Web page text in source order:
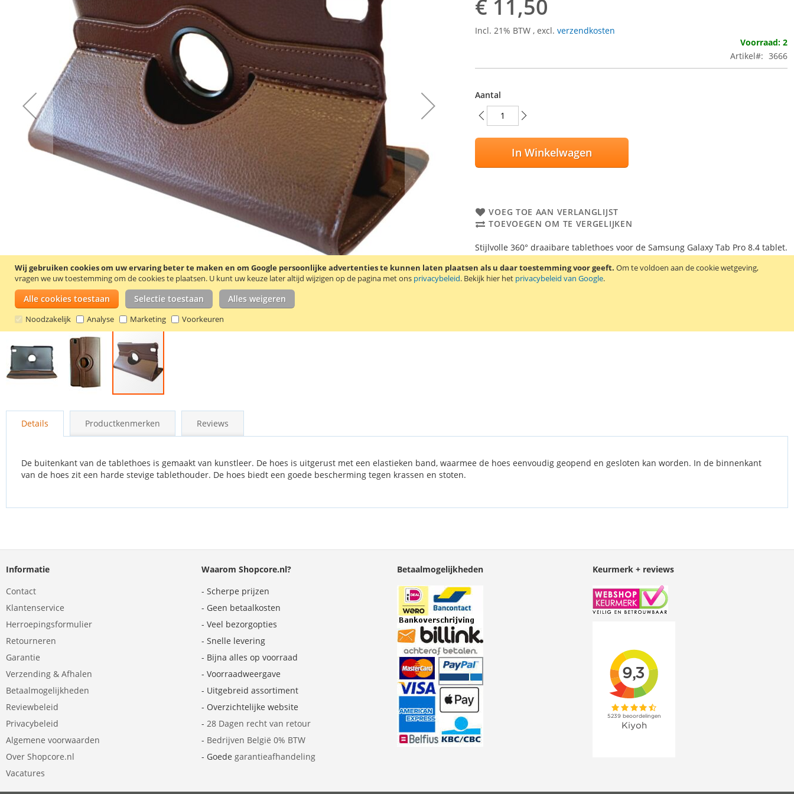
Wij gebruiken cookies om uw ervaring beter te maken en om Google persoonlijke advertenties te kunnen laten plaatsen als u daar toestemming voor geeft. Om te voldoen aan de cookie wetgeving,
vragen we uw toestemming om de cookies te plaatsen. U kunt uw keuze later altijd wijzigen op de pagina met ons privacybeleid. Bekijk hier het privacybeleid van Google.
Alle cookies toestaan Selectie toestaan Alles weigeren
Noodzakelijk Analyse Marketing Voorkeuren
naar
afbeeldingen-
€ 11,50
Incl. 21% BTW, excl.verzendkosten
Voorraad: 2
Artikel
3666
Aantal
In Winkelwagen
VOEG TOE AAN VERLANGLIJST
TOEVOEGEN OM TE VERGELIJKEN
Stijlvolle 360° draaibare tablethoes voor de Samsung Galaxy Tab Pro 8.4 tablet.
Kleur: bruin.
Details Productkenmerken Reviews
De buitenkant van de tablethoes is gemaakt van kunstleer. De hoes is uitgerust met een elastieken band, waarmee de hoes eenvoudig geopend en gesloten kan worden. In de binnenkant
van de hoes zit een harde stevige tablethouder. De hoes biedt een goede bescherming tegen krassen en stoten.
Informatie
Contact
Klantenservice
Herroepingsformulier
Retourneren
Garantie
Verzending & Afhalen
Betaalmogelijkheden
Reviewbeleid
Privacybeleid
Algemene voorwaarden
Over Shopcore.nl
Vacatures
Waarom Shopcore.nl?
- Scherpe prijzen
- Geen betaalkosten
- Veel bezorgopties
- Snelle levering
- Bijna alles op voorraad
- Voorraadweergave
- Uitgebreid assortiment
- Overzichtelijke website
- 28 Dagen recht van retour
- Bedrijven België 0% BTW
- Goede garantieafhandeling
Betaalmogelijkheden Keurmerk + reviews